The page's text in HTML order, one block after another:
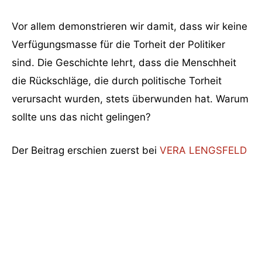
Vor allem demonstrieren wir damit, dass wir keine
Verfügungsmasse für die Torheit der Politiker
sind. Die Geschichte lehrt, dass die Menschheit
die Rückschläge, die durch politische Torheit
verursacht wurden, stets überwunden hat. Warum
sollte uns das nicht gelingen?
Der Beitrag erschien zuerst bei VERA LENGSFELD